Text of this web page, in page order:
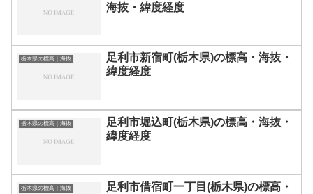
海抜・緯度経度
栃木県の標高｜海抜
足利市新宿町(栃木県)の標高・海抜・
緯度経度
栃木県の標高｜海抜
足利市堀込町(栃木県)の標高・海抜・
緯度経度
栃木県の標高｜海抜
足利市借宿町一丁目(栃木県)の標高・